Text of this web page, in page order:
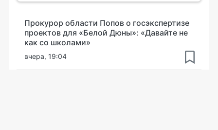
Прокурор области Попов о госэкспертизе
проектов для «Белой Дюны»: «Давайте не
как со школами»
вчера, 19:04